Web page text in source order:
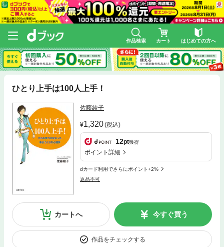
作品検索 カート はじめての方へ
ひとり上手は100人上手！
佐藤綾子
1,320(税込)
12pt獲得
ポイント詳細
dカード利用でさらにポイント+2%
返品不可
カートへ 今すぐ買う
作品をチェックする